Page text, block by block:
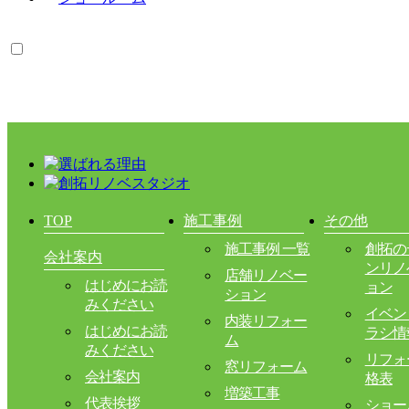
TOP
会社案内
はじめにお読
みください
はじめにお読
みください
会社案内
代表挨拶
施工事例
施工事例 一覧
店舗リノベー
ション
内装リフォー
ム
窓リフォーム
増築工事
その他
創拓の
ンリ
ョン
イベ
ラシ情
リフ
格表
ショ